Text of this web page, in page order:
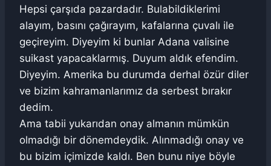
Hepsi çarşıda pazardadır. Bulabildiklerimi
alayım, basını çağırayım, kafalarına çuvalı ile
geçireyim. Diyeyim ki bunlar Adana valisine
suikast yapacaklarmış. Duyum aldık efendim.
Diyeyim. Amerika bu durumda derhal özür diler
ve bizim kahramanlarımız da serbest bırakır
dedim.
Ama tabii yukarıdan onay almanın mümkün
olmadığı bir dönemdeydik. Alınmadığı onay ve
bu bizim içimizde kaldı. Ben bunu niye böyle